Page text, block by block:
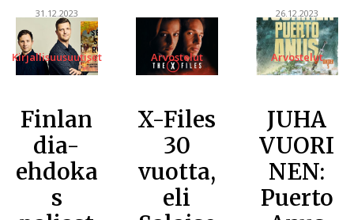
31.12.2023 26.12.2023
Kirjallisuusuutiset
Finlan
dia-
ehdoka
s
Arvostelut
X-Files
30
vuotta,
eli
Arvostelut
JUHA
VUORI
NEN:
Puerto